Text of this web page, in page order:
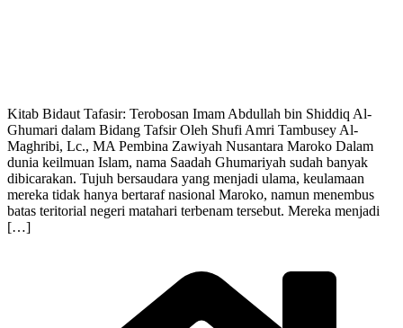
Kitab Bidaut Tafasir: Terobosan Imam Abdullah bin Shiddiq Al-
Ghumari dalam Bidang Tafsir Oleh Shufi Amri Tambusey Al-
Maghribi, Lc., MA Pembina Zawiyah Nusantara Maroko Dalam
dunia keilmuan Islam, nama Saadah Ghumariyah sudah banyak
dibicarakan. Tujuh bersaudara yang menjadi ulama, keulamaan
mereka tidak hanya bertaraf nasional Maroko, namun menembus
batas teritorial negeri matahari terbenam tersebut. Mereka menjadi
[…]